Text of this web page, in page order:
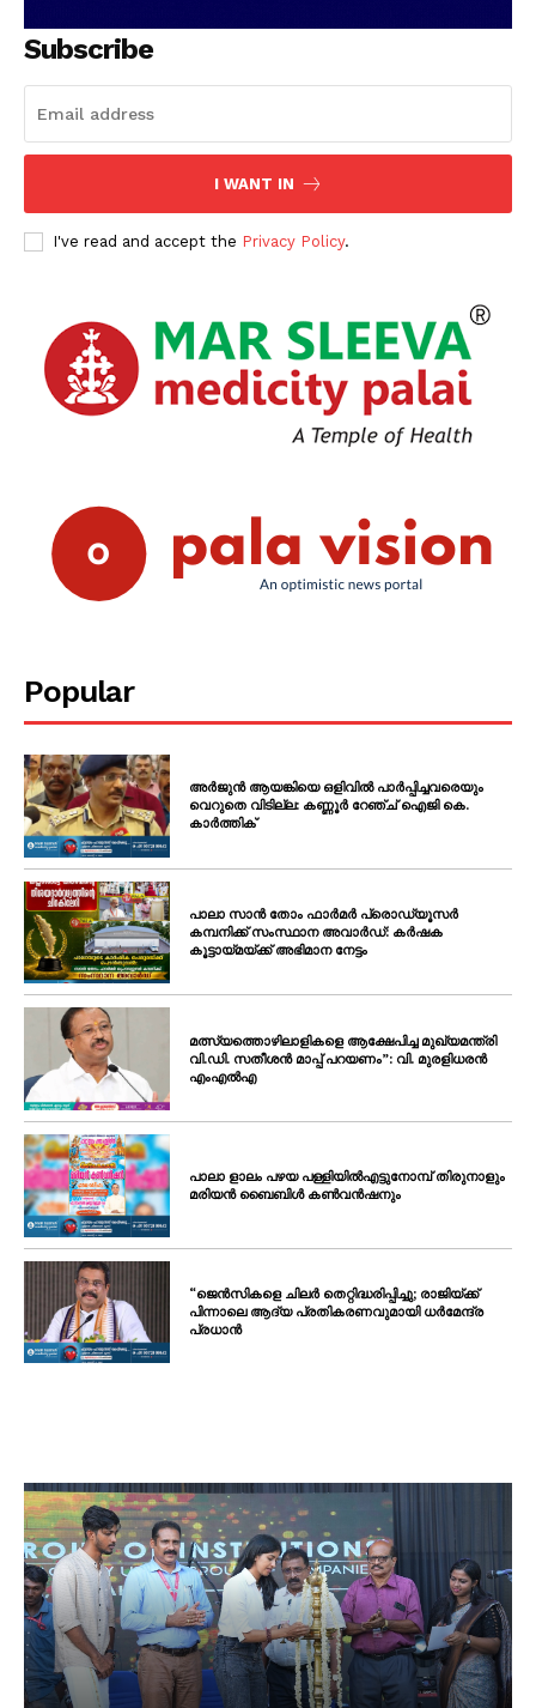
PALA VISION
Grievance Redressal
Subscribe
I WANT IN
I've read and accept the Privacy Policy.
Popular
അർജുൻ ആയങ്കിയെ ഒളിവിൽ പാർപ്പിച്ചവരെയും
വെറുതെ വിടില്ല: കണ്ണൂർ റേഞ്ച് ഐജി കെ.
കാർത്തിക്
പാലാ സാൻ തോം ഫാർമർ പ്രൊഡ്യൂസർ
കമ്പനിക്ക് സംസ്ഥാന അവാർഡ്: കർഷക
കൂട്ടായ്മയ്ക്ക് അഭിമാന നേട്ടം
മത്സ്യത്തൊഴിലാളികളെ ആക്ഷേപിച്ച മുഖ്യമന്ത്രി
വി.ഡി. സതീശൻ മാപ്പ് പറയണം”: വി. മുരളിധരൻ
എംഎൽഎ
പാലാ ളാലം പഴയ പള്ളിയിൽഎട്ടുനോമ്പ് തിരുനാളും
മരിയൻ ബൈബിൾ കൺവൻഷനും
“ജെൻസികളെ ചിലർ തെറ്റിദ്ധരിപ്പിച്ചു; രാജിയ്ക്ക്
പിന്നാലെ ആദ്യ പ്രതികരണവുമായി ധർമേന്ദ്ര
പ്രധാൻ